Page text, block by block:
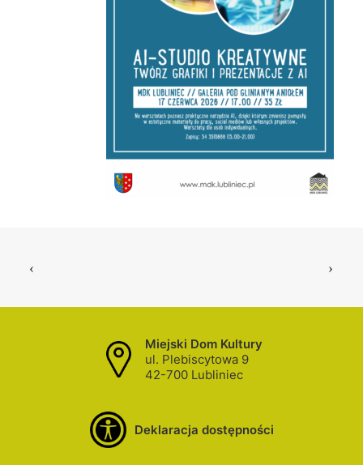
Miejski Dom Kultury
ul. Plebiscytowa 9
42-700 Lubliniec
Deklaracja dostępności